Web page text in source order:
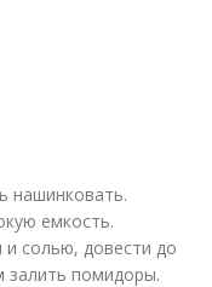
нашинковать.
емкость.
и солью, довести до
залить помидоры.